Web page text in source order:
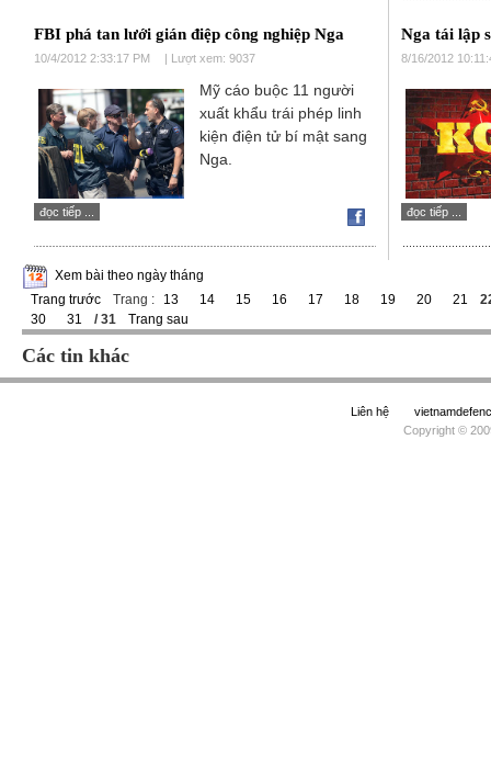
FBI phá tan lưới gián điệp công nghiệp Nga
10/4/2012 2:33:17 PM | Lượt xem: 9037
Mỹ cáo buộc 11 người
xuất khẩu trái phép linh
kiện điện tử bí mật sang
Nga.
đọc tiếp ...
Nga tái lập
8/16/2012
đọc tiếp ...
Xem bài theo ngày tháng
Trang trước
Trang : 13 14 15 16 17 18 19 20 21
30
31 / 31 Trang sau
Các tin khác
Liên hệ
Copyright ©